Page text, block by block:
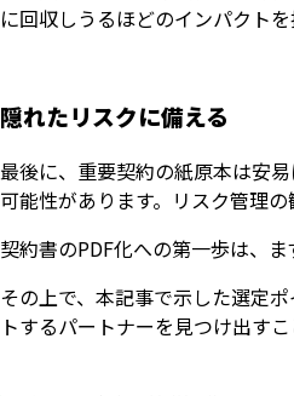
に回収しうるほどのインパクトを
隠れたリスクに備える
最後に、重要契約の紙原本は安
可能性があります。リスク管理
契約書のPDF化への第一歩は、
その上で、本記事で示した選定
トするパートナーを見つけ出す